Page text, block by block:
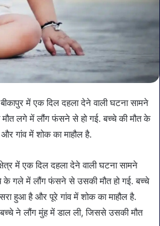
में एक दिल दहला देने वाली घटना सामने
लगे में लौंग फंसने से हो गई. बच्चे की मौत के
गांव में शोक का माहौल है.
में एक दिल दहला देने वाली घटना सामने
के गले में लौंग फंसने से उसकी मौत हो गई. बच्चे
हुआ है और पूरे गांव में शोक का माहौल है.
ने लौंग मुंह में डाल ली, जिससे उसकी मौत